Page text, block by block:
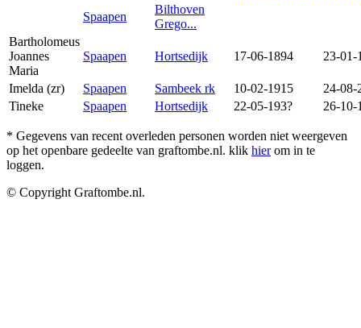
Spaapen
Bilthoven
Grego...
Bartholomeus
Joannes
Maria
Spaapen Hortsedijk 17-06-1894 23-01-
Imelda (zr) Spaapen Sambeek rk 10-02-1915
24-08-
Tineke
Spaapen Hortsedijk 22-05-193? 26-10-
* Gegevens van recent overleden personen worden niet weergeven
op het openbare gedeelte van graftombe.nl. klik hierom in te
loggen.
© Copyright Graftombe.nl.